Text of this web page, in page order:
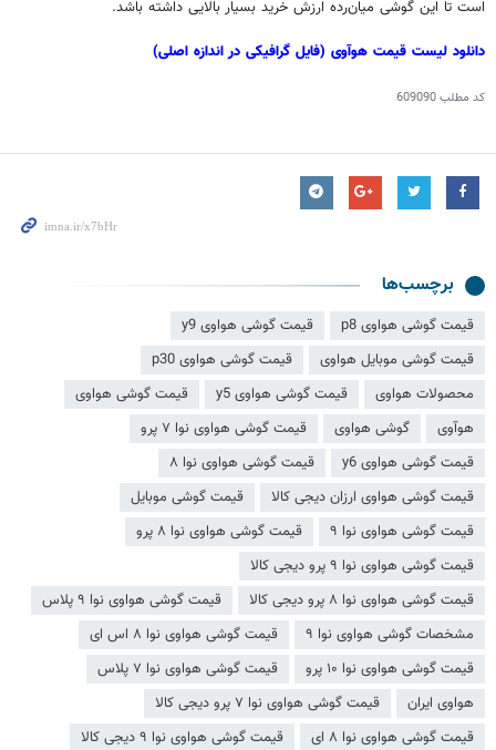
است تا این گوشی میان‌رده ارزش خرید بسیار بالایی داشته باشد.
دانلود لیست قیمت هوآوی (فایل گرافیکی در اندازه اصلی)
کد مطلب609090
برچسب‌ها
قیمت گوشی هواوی p8
قیمت گوشی هواوی y9
قیمت گوشی موبایل هواوی
قیمت گوشی هواوی p30
محصولات هواوی
قیمت گوشی هواوی y5
قیمت گوشی هواوی
هوآوی
گوشی هواوی
قیمت گوشی هواوی نوا ۷ پرو
قیمت گوشی هواوی y6
قیمت گوشی هواوی نوا ۸
قیمت گوشی هواوی ارزان دیجی کالا
قیمت گوشی موبایل
قیمت گوشی هواوی نوا ۹
قیمت گوشی هواوی نوا ۸ پرو
قیمت گوشی هواوی نوا ۹ پرو دیجی کالا
قیمت گوشی هواوی نوا ۸ پرو دیجی کالا
قیمت گوشی هواوی نوا ۹ پلاس
مشخصات گوشی هواوی نوا ۹
قیمت گوشی هواوی نوا ۸ اس ای
قیمت گوشی هواوی نوا ۱۰ پرو
قیمت گوشی هواوی نوا ۷ پلاس
هواوی ایران
قیمت گوشی هواوی نوا ۷ پرو دیجی کالا
قیمت گوشی هواوی نوا ۸ ای
قیمت گوشی هواوی نوا ۹ دیجی کالا